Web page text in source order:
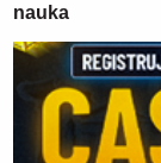
nauka